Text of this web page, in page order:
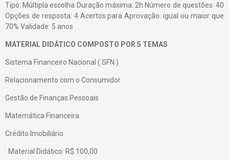
Tipo: Múltipla escolha Duração máxima: 2h Número de questões: 40
Opções de resposta: 4 Acertos para Aprovação: igual ou maior que
70% Validade: 5 anos
MATERIAL DIDÁTICO COMPOSTO POR 5 TEMAS
Sistema Financeiro Nacional ( SFN )
Relacionamento com o Consumidor
Gestão de Finanças Pessoais
Matemática Financeira
Crédito Imobiliário
· Material Didático: R$ 100,00